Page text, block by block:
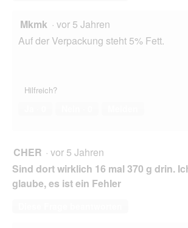
Mkmk · vor 5 Jahren
Auf der Verpackung steht 5% Fett.
Hilfreich?
CHER · vor 5 Jahren
Sind dort wirklich 16 mal 370 g drin.
glaube, es ist ein Fehler